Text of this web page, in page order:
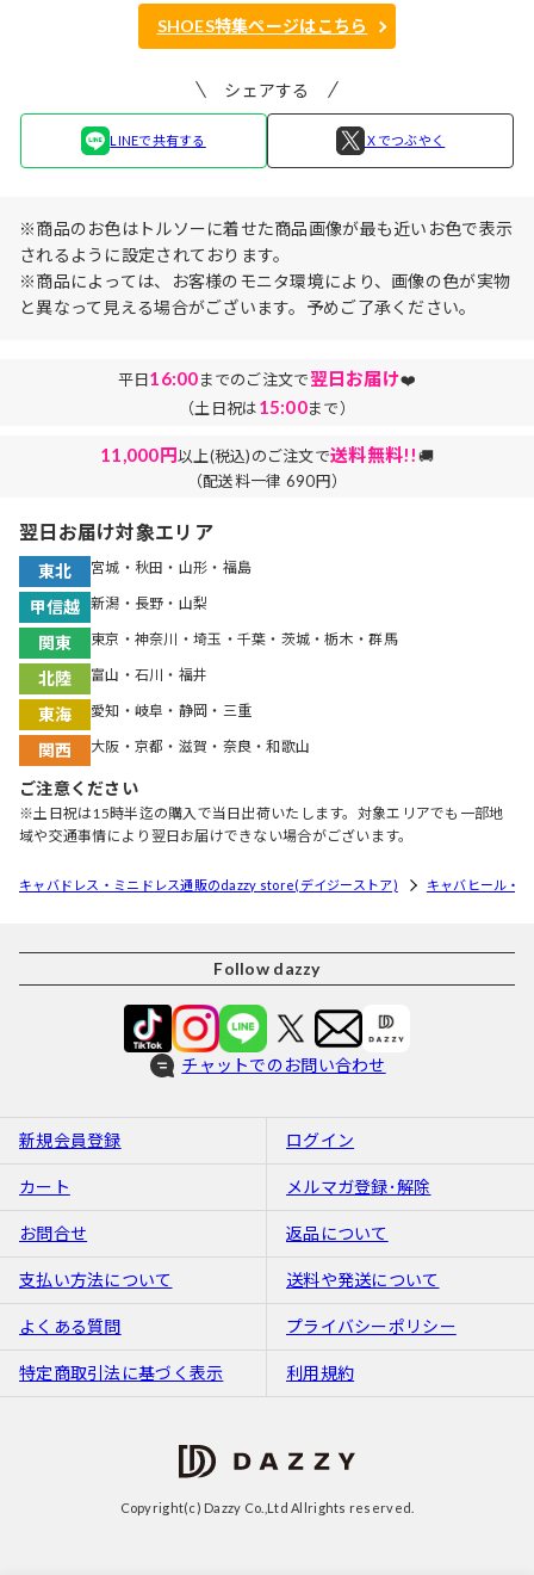
SHOES特集ページはこちら
シェアする
LINEで共有する Ｘでつぶやく
※商品のお色はトルソーに着せた商品画像が最も近いお色で表示
されるように設定されております。
※商品によっては、お客様のモニタ環境により、画像の色が実物
と異なって見える場合がございます。予めご了承ください。
平日16:00までのご注文で翌日お届け❤️
（土日祝は15:00まで）
11,000円以上(税込)のご注文で送料無料!!🚚
（配送料一律 690円）
翌日お届け対象エリア
東北 宮城・秋田・山形・福島
甲信越 新潟・長野・山梨
関東 東京・神奈川・埼玉・千葉・茨城・栃木・群馬
北陸 富山・石川・福井
東海 愛知・岐阜・静岡・三重
関西 大阪・京都・滋賀・奈良・和歌山
ご注意ください
※土日祝は15時半迄の購入で当日出荷いたします。対象エリアでも一部地
域や交通事情により翌日お届けできない場合がございます。
キャバドレス・ミニドレス通販のdazzy store(デイジーストア) キャバヒール・
Follow dazzy
チャットでのお問い合わせ
新規会員登録 ログイン
カート メルマガ登録･解除
お問合せ 返品について
支払い方法について 送料や発送について
よくある質問 プライバシーポリシー
特定商取引法に基づく表示 利用規約
Copyright(c) Dazzy Co.,Ltd Allrights reserved.